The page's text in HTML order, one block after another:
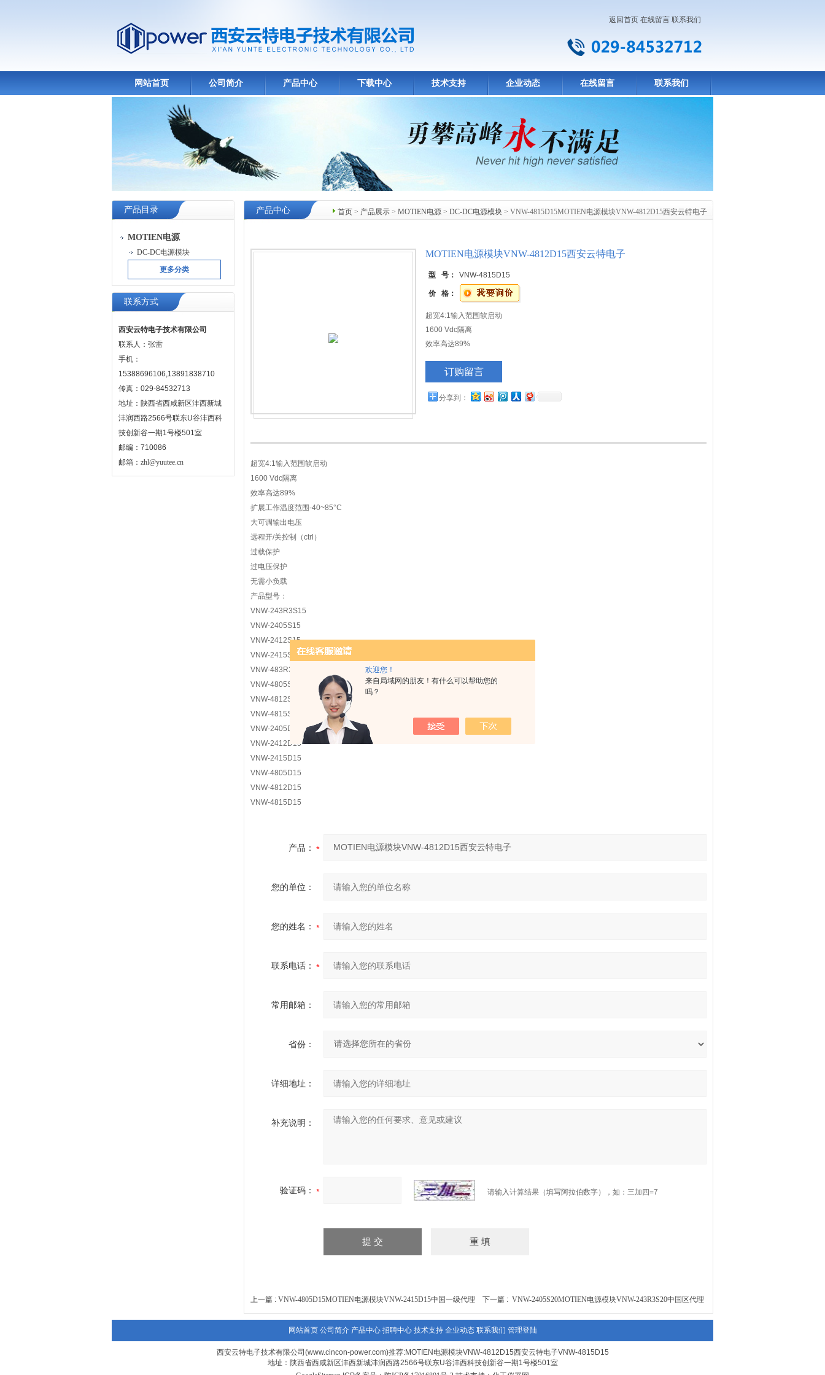
欢迎您！
来自局域网的朋友！有什么可以帮助您的
吗？
返回首页 在线留言 联系我们
网站首页 公司简介 产品中心 下载中心 技术支持 企业动态 在线留言 联系我们
产品目录
MOTIEN电源
DC-DC电源模块
更多分类
联系方式
西安云特电子技术有限公司
联系人：张雷
手机：
15388696106,13891838710
传真：029-84532713
地址：陕西省西咸新区沣西新城
沣润西路2566号联东U谷沣西科
技创新谷一期1号楼501室
邮编：710086
邮箱： zhl@yuutee.cn
首页 > 产品展示 > MOTIEN电源 > DC-DC电源模块 > VNW-4815D15MOTIEN电源模块VNW-4812D15西安云特电子
产品中心
MOTIEN电源模块VNW-4812D15西安云特电子
型 号： VNW-4815D15
价 格：
超宽4:1输入范围软启动
1600 Vdc隔离
效率高达89%
大可调输出电压
过载保护
订购留言
分享到：
超宽4:1输入范围软启动
1600 Vdc隔离
效率高达89%
扩展工作温度范围-40~85°C
大可调输出电压
远程开/关控制（ctrl）
过载保护
过电压保护
无需小负载
产品型号：
VNW-243R3S15
VNW-2405S15
VNW-2412S15
VNW-2415S15
VNW-483R3S15
VNW-4805S15
VNW-4812S15
VNW-4815S15
VNW-2405D15
VNW-2412D15
VNW-2415D15
VNW-4805D15
VNW-4812D15
VNW-4815D15
产品：
您的单位：
您的姓名：
联系电话：
常用邮箱：
省份：
详细地址：
补充说明：
验证码： 请输入计算结果（填写阿拉伯数字），如：三加四=7
上一篇 : VNW-4805D15MOTIEN电源模块VNW-2415D15中国一级代理 下一篇 : VNW-2405S20MOTIEN电源模块VNW-243R3S20中国区代理
网站首页 公司简介 产品中心 招聘中心 技术支持 企业动态 联系我们 管理登陆
西安云特电子技术有限公司(www.cincon-power.com)推荐:MOTIEN电源模块VNW-4812D15西安云特电子VNW-4815D15
地址：陕西省西咸新区沣西新城沣润西路2566号联东U谷沣西科技创新谷一期1号楼501室